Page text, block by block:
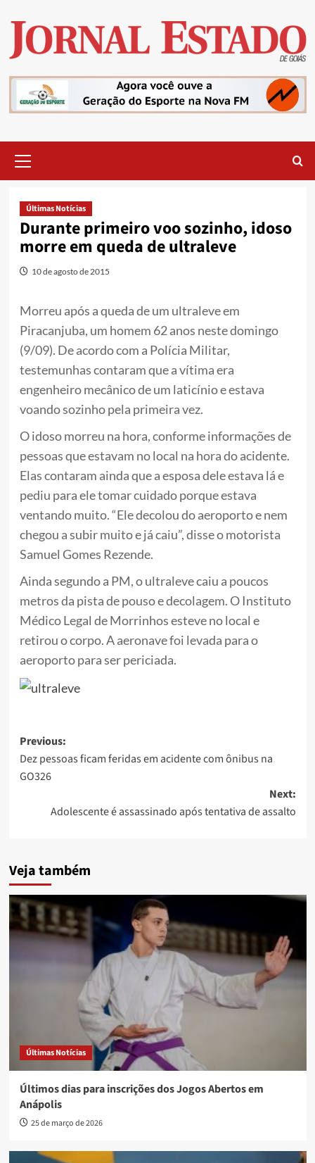
content
Menu
Últimas Notícias
Durante primeiro voo sozinho, idoso
morre em queda de ultraleve
10 de agosto de 2015
Morreu após a queda de um ultraleve em
Piracanjuba, um homem 62 anos neste domingo
(9/09). De acordo com a Polícia Militar,
testemunhas contaram que a vítima era
engenheiro mecânico de um laticínio e estava
voando sozinho pela primeira vez.
O idoso morreu na hora, conforme informações de
pessoas que estavam no local na hora do acidente.
Elas contaram ainda que a esposa dele estava lá e
pediu para ele tomar cuidado porque estava
ventando muito. “Ele decolou do aeroporto e nem
chegou a subir muito e já caiu”, disse o motorista
Samuel Gomes Rezende.
Ainda segundo a PM, o ultraleve caiu a poucos
metros da pista de pouso e decolagem. O Instituto
Médico Legal de Morrinhos esteve no local e
retirou o corpo. A aeronave foi levada para o
aeroporto para ser periciada.
Post
navigation
Previous:
Dez pessoas ficam feridas em acidente com ônibus na
GO326
Next:
Adolescente é assassinado após tentativa de assalto
Veja também
Últimas Notícias
Últimos dias para inscrições dos Jogos Abertos em
Anápolis
25 de março de 2026